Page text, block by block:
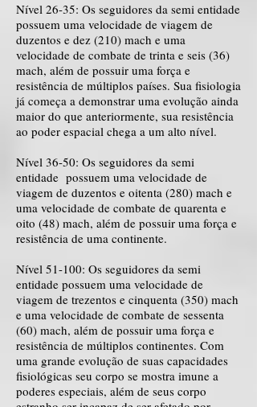
Nível 26-35: Os seguidores da semi entidade
possuem uma velocidade de viagem de
duzentos e dez (210) mach e uma
velocidade de combate de trinta e seis (36)
mach, além de possuir uma força e
resistência de múltiplos países. Sua fisiologia
já começa a demonstrar uma evolução ainda
maior do que anteriormente, sua resistência
ao poder espacial chega a um alto nível.
Nível 36-50: Os seguidores da semi
entidade possuem uma velocidade de
viagem de duzentos e oitenta (280) mach e
uma velocidade de combate de quarenta e
oito (48) mach, além de possuir uma força e
resistência de uma continente.
Nível 51-100: Os seguidores da semi
entidade possuem uma velocidade de
viagem de trezentos e cinquenta (350) mach
e uma velocidade de combate de sessenta
(60) mach, além de possuir uma força e
resistência de múltiplos continentes. Com
uma grande evolução de suas capacidades
fisiológicas seu corpo se mostra imune a
poderes especiais, além de seus corpo